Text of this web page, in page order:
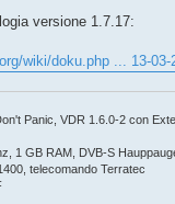
versione 1.7.17:
wiki/doku.php ... 13-03-
Panic, VDR 1.6.0-2 con
1 GB RAM, DVB-S
telecomando Terratec